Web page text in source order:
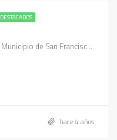
DESTACADOS
803, Uruguay, Hospital, San Francisco, Municipio de San Francisco, Pedanía Juárez Celman, Departamento San Justo, Córdoba, X2400, Argentina
hace 4 años